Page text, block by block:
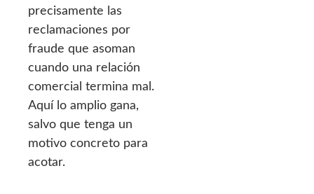
precisamente las
reclamaciones por
fraude que asoman
cuando una relación
comercial termina mal.
Aquí lo amplio gana,
salvo que tenga un
motivo concreto para
acotar.